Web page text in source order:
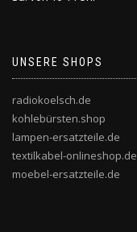
UNSERE SHOPS
radiokoelsch.de
kohlebürsten.shop
lampen-ersatzteile.de
textilkabel-onlineshop.de
moebel-ersatzteile.de